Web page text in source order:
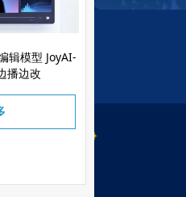
辑模型 JoyAI-
播边改